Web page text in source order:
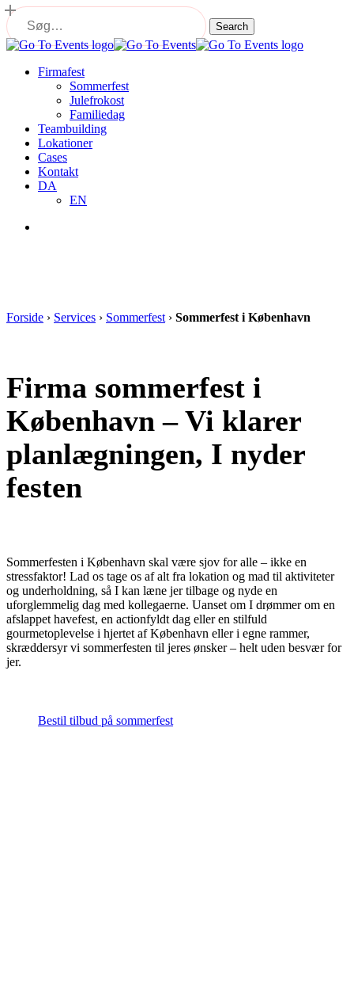
Skip
to
main
content
Search
Close
Menu
Firmafest
Sommerfest
Julefrokost
Familiedag
Teambuilding
Lokationer
Cases
Kontakt
DA
EN
Forside › Services › Sommerfest › Sommerfest i København
Firma sommerfest i
København – Vi klarer
planlægningen, I nyder
festen
Sommerfesten i København skal være sjov for alle – ikke en
stressfaktor! Lad os tage os af alt fra lokation og mad til aktiviteter
og underholdning, så I kan læne jer tilbage og nyde en
uforglemmelig dag med kollegaerne. Uanset om I drømmer om en
afslappet havefest, en actionfyldt dag eller en stilfuld
gourmetoplevelse i hjertet af København eller i egne rammer,
skræddersyr vi sommerfesten til jeres ønsker – helt uden besvær for
jer.
Bestil tilbud på sommerfest